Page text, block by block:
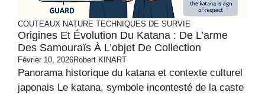
COUTEAUX NATURE TECHNIQUES DE SURVIE
Origines Et Évolution Du Katana : De L’arme
Des Samouraïs À L’objet De Collection
Février 10, 2026Robert KINART
Panorama historique du katana et contexte culturel
japonais Le katana, symbole incontesté de la caste